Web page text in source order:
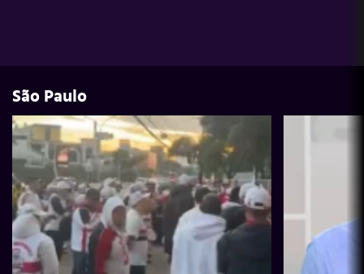
São Paulo